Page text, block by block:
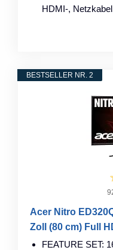
HDMI-,
BESTSELLER NR. 2
Acer Nitro
Zoll (80 cm) Full
FEATURE SET: